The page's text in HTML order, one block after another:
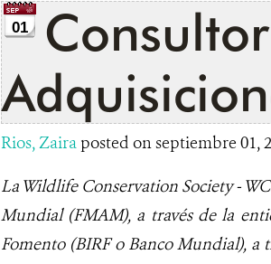
01
Rios, Zairaposted on septiembre 01,
La Wildlife Conservation Society -
Mundial (FMAM), a través de la
Fomento (BIRF o Banco Mundial), a